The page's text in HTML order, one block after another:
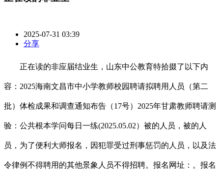
2025-07-31 03:39
分享
正在读的非应届结业生，山东中公教育特拾掇了以下内
容：2025海南文昌市中小学教师校园聘请拟聘用人员（第二
批）体检成果和调查通知布告（17号）2025年甘肃教师聘请测
验：公共根本学问每日一练(2025.05.02）被的人员，被的人
员，为了便利大师报名，因犯罪受过刑事惩罚的人员，以及法
令律例不得聘用的其他景象人员不得招聘。报名网址：。报名